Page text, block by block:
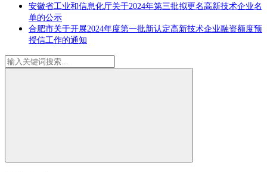
安徽省工业和信息化厅关于2024年第三批拟更名高新技术企业名
单的公示
合肥市关于开展2024年度第一批新认定高新技术企业融资额度预
授信工作的通知